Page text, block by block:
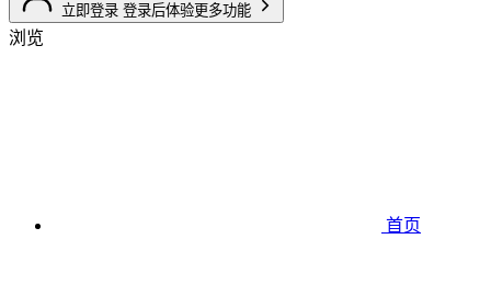
立即登录 登录后体验更多功能
浏览
首页